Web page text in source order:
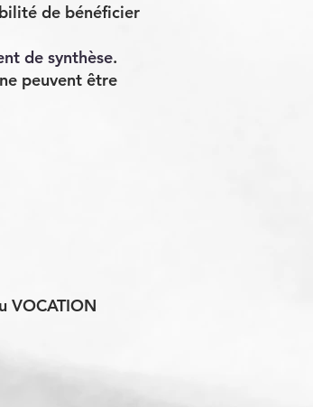
de bénéficier
de synthèse.
peuvent être
VOCATION